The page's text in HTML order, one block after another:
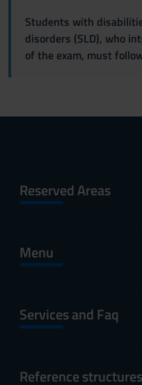
Students with
disorders (SLD), who
of the exam, must
Reserved Areas
Menu
Services and Faq
Reference structures